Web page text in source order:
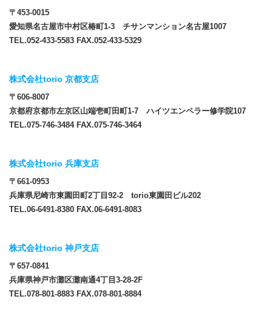
〒453-0015
愛知県名古屋市中村区椿町1-3 チサンマンション名古屋1007
TEL.052-433-5583 FAX.052-433-5329
株式会社torio 京都支店
〒606-8007
京都府京都市左京区山端壱町田町1-7 ハイツエンペラー修学院107
TEL.075-746-3484 FAX.075-746-3464
株式会社torio 兵庫支店
〒661-0953
兵庫県尼崎市東園田町2丁目92-2 torio東園田ビル202
TEL.06-6491-8380 FAX.06-6491-8083
株式会社torio 神戸支店
〒657-0841
兵庫県神戸市灘区灘南通4丁目3-28-2F
TEL.078-801-8883 FAX.078-801-8884